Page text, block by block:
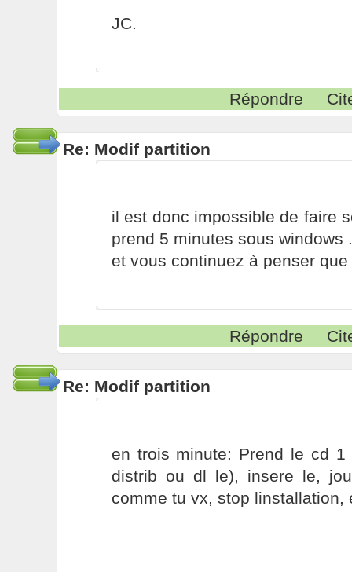
JC.
Répondre
Re: Modif partition
il est donc impossible de faire
prend 5 minutes sous windows
et vous continuez à penser
Répondre
Re: Modif partition
en trois minute: Prend le cd
distrib ou dl le), insere le,
comme tu vx, stop linstallation,